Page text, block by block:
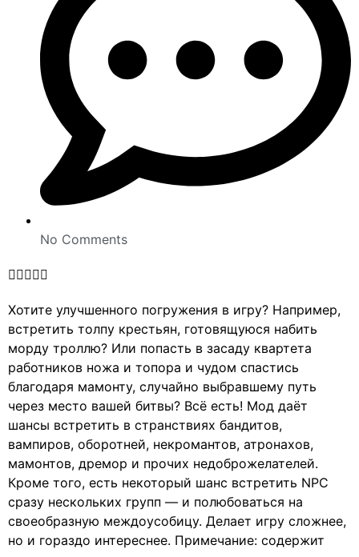
No Comments

Хотите улучшенного погружения в игру? Например,
встретить толпу крестьян, готовящуюся набить
морду троллю? Или попасть в засаду квартета
работников ножа и топора и чудом спастись
благодаря мамонту, случайно выбравшему путь
через место вашей битвы? Всё есть! Мод даёт
шансы встретить в странствиях бандитов,
вампиров, оборотней, некромантов, атронахов,
мамонтов, дремор и прочих недоброжелателей.
Кроме того, есть некоторый шанс встретить NPC
сразу нескольких групп — и полюбоваться на
своеобразную междоусобицу. Делает игру сложнее,
но и гораздо интереснее. Примечание: содержит